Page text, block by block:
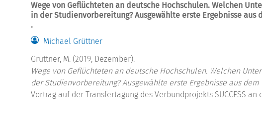
Wege von Geflüchteten an deutsche Hochschulen. Welchen
in der Studienvorbereitung? Ausgewählte erste Ergebnisse aus
.
Michael Grüttner
Grüttner, M. (2019, Dezember).
Wege von Geflüchteten an deutsche Hochschulen. Welchen
der Studienvorbereitung? Ausgewählte erste Ergebnisse aus dem
Vortrag auf der Transfertagung des Verbundprojekts SUCCESS an